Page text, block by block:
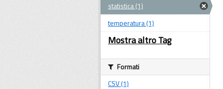
statistica (1)
temperatura (1)
Mostra altro Tag
Formati
CSV (1)